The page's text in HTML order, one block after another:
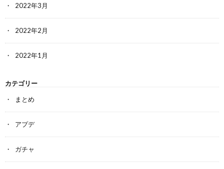
2022年3月
2022年2月
2022年1月
カテゴリー
まとめ
アプデ
ガチャ